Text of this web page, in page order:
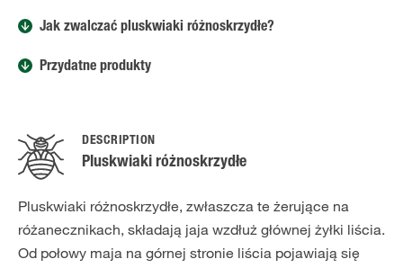
Jak zwalczać pluskwiaki różnoskrzydłe?
Przydatne produkty
DESCRIPTION
Pluskwiaki różnoskrzydłe
Pluskwiaki różnoskrzydłe, zwłaszcza te żerujące na
różanecznikach, składają jaja wzdłuż głównej żyłki liścia.
Od połowy maja na górnej stronie liścia pojawiają się